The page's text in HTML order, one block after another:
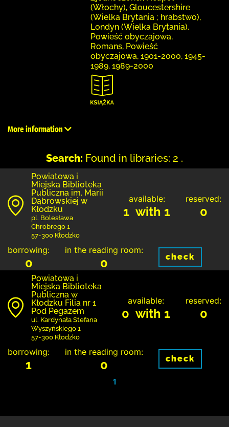
(Włochy), Gloucestershire
(Wielka Brytania ; hrabstwo),
Londyn (Wielka Brytania),
Powieść obyczajowa,
Romans, Powieść
obyczajowa, 1901-2000, 1945-
1989, 1989-2000
More information
Search: Found in libraries: 2 .
Powiatowa i
Miejska Biblioteka
Publiczna im. Marii
Dąbrowskiej w
Kłodzku
pl. Bolesława
Chrobrego 1
57-300 Kłodzko
available:
1 with 1
reserved:
0
borrowing:
0
in the reading room:
0 check
Powiatowa i
Miejska Biblioteka
Publiczna w
Kłodzku Filia nr 1
Pod Pegazem
ul. Kardynała Stefana
Wyszyńskiego 1
57-300 Kłodzko
available:
0 with 1
reserved:
0
borrowing:
1
in the reading room:
0 check
1